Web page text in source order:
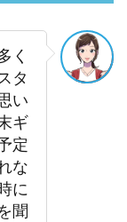
く
タ
い
ギ
定
な
に
聞